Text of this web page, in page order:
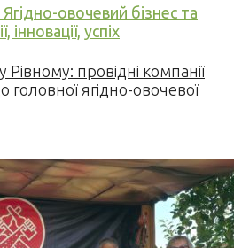
овочевий бізнес та
успіх
провідні компанії
головної ягідно-овочевої